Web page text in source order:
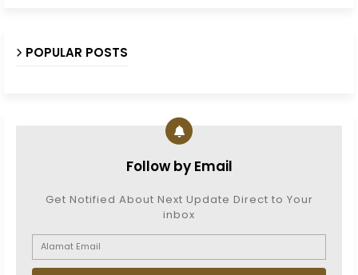
POPULAR POSTS
Follow by Email
Get Notified About Next Update Direct to Your
inbox